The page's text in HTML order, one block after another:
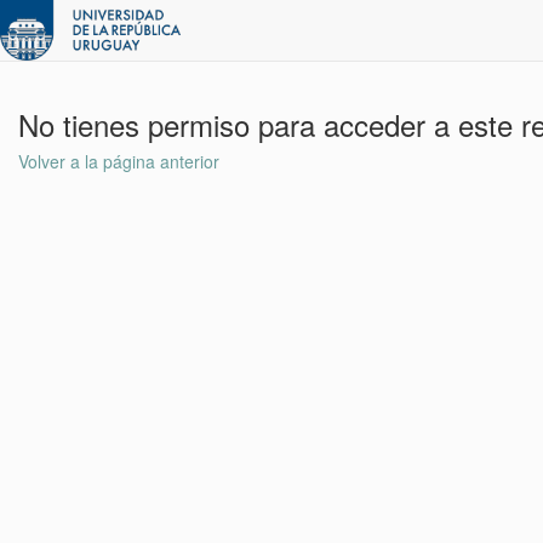
No tienes permiso para acceder a este
Volver a la página anterior